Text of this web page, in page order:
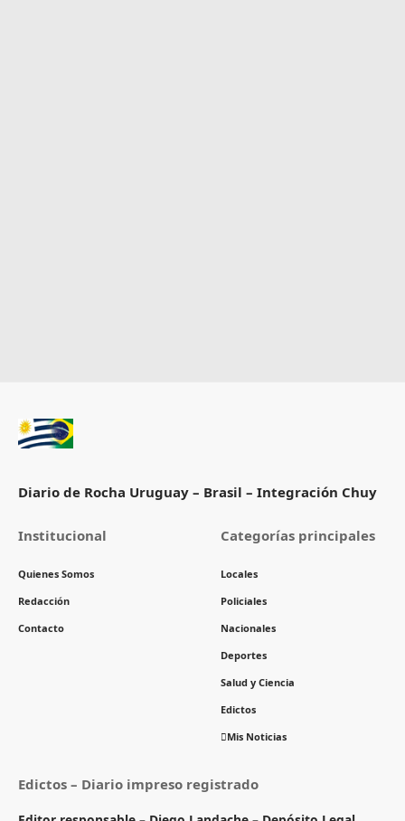
Diario de Rocha Uruguay – Brasil – Integración Chuy
Institucional
Quienes Somos
Redacción
Contacto
Categorías principales
Locales
Policiales
Nacionales
Deportes
Salud y Ciencia
Edictos
Mis Noticias
Edictos – Diario impreso registrado